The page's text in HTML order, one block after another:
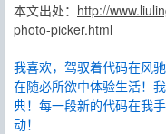
本文出处： http://
photo-picker.html
我喜欢，驾驭着代码在风
在随必所欲中体验生活！
典！每一段新的代码在我
动！